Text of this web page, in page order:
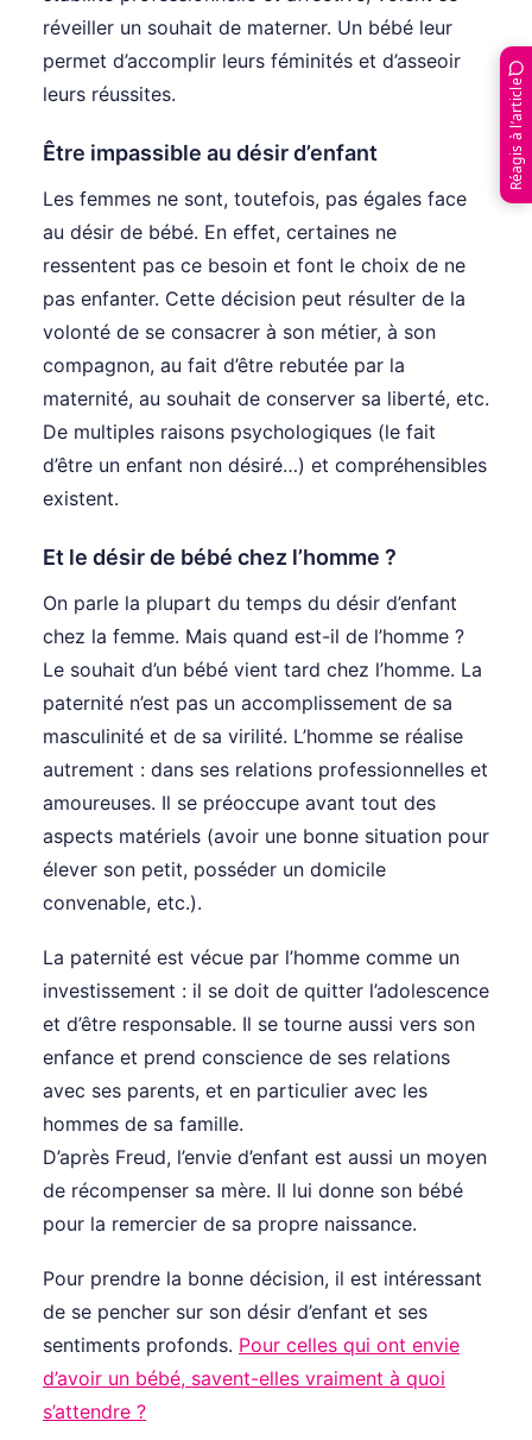
réveiller un souhait de materner. Un bébé leur
permet d’accomplir leurs féminités et d’asseoir
leurs réussites.
Être impassible au désir d’enfant
Les femmes ne sont, toutefois, pas égales face
au désir de bébé. En effet, certaines ne
ressentent pas ce besoin et font le choix de ne
pas enfanter. Cette décision peut résulter de la
volonté de se consacrer à son métier, à son
compagnon, au fait d’être rebutée par la
maternité, au souhait de conserver sa liberté, etc.
De multiples raisons psychologiques (le fait
d’être un enfant non désiré…) et compréhensibles
existent.
Et le désir de bébé chez l’homme ?
On parle la plupart du temps du désir d’enfant
chez la femme. Mais quand est-il de l’homme ?
Le souhait d’un bébé vient tard chez l’homme. La
paternité n’est pas un accomplissement de sa
masculinité et de sa virilité. L’homme se réalise
autrement : dans ses relations professionnelles et
amoureuses. Il se préoccupe avant tout des
aspects matériels (avoir une bonne situation pour
élever son petit, posséder un domicile
convenable, etc.).
La paternité est vécue par l’homme comme un
investissement : il se doit de quitter l’adolescence
et d’être responsable. Il se tourne aussi vers son
enfance et prend conscience de ses relations
avec ses parents, et en particulier avec les
hommes de sa famille.
D’après Freud, l’envie d’enfant est aussi un moyen
de récompenser sa mère. Il lui donne son bébé
pour la remercier de sa propre naissance.
Pour prendre la bonne décision, il est intéressant
de se pencher sur son désir d’enfant et ses
sentiments profonds. Pour celles qui ont envie
d’avoir un bébé, savent-elles vraiment à quoi
s’attendre ?
Réagis à l’article